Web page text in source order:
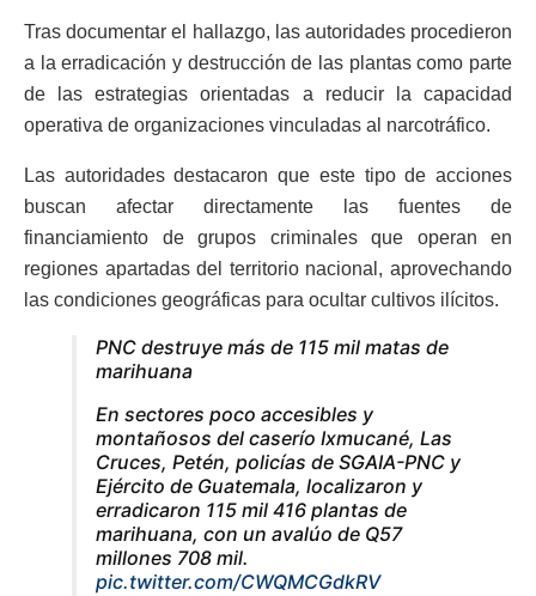
Tras documentar el hallazgo, las autoridades procedieron
a la erradicación y destrucción de las plantas como parte
de las estrategias orientadas a reducir la capacidad
operativa de organizaciones vinculadas al narcotráfico.
Las autoridades destacaron que este tipo de acciones
buscan afectar directamente las fuentes de
financiamiento de grupos criminales que operan en
regiones apartadas del territorio nacional, aprovechando
las condiciones geográficas para ocultar cultivos ilícitos.
PNC destruye más de 115 mil matas de
marihuana
En sectores poco accesibles y
montañosos del caserío Ixmucané, Las
Cruces, Petén, policías de SGAIA-PNC y
Ejército de Guatemala, localizaron y
erradicaron 115 mil 416 plantas de
marihuana, con un avalúo de Q57
millones 708 mil.
pic.twitter.com/CWQMCGdkRV